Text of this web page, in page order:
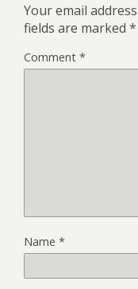
Your email
fields are marked *
Comment *
Name *